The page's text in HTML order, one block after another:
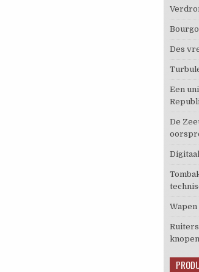
Des
Een
De
Wapen